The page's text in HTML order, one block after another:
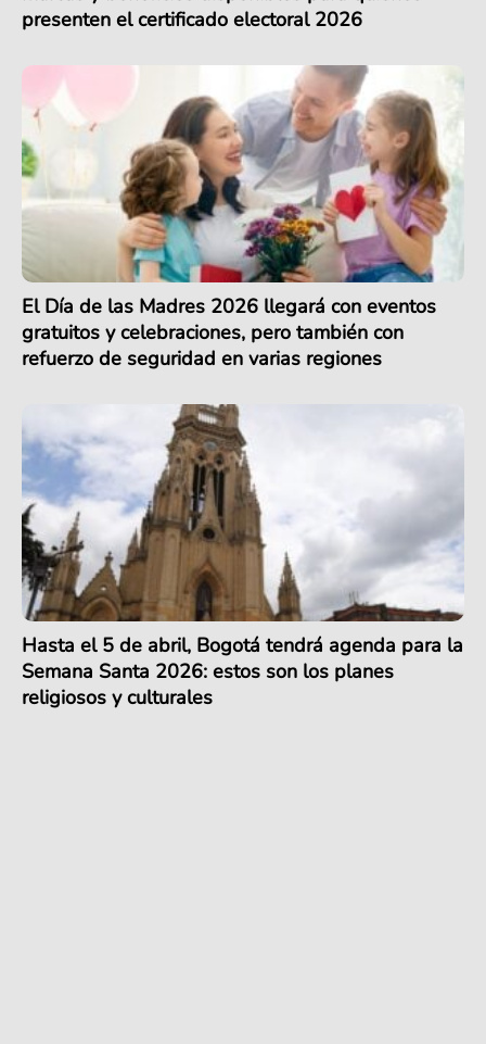
presenten el certificado electoral 2026
El Día de las Madres 2026 llegará con eventos
gratuitos y celebraciones, pero también con
refuerzo de seguridad en varias regiones
Hasta el 5 de abril, Bogotá tendrá agenda para la
Semana Santa 2026: estos son los planes
religiosos y culturales